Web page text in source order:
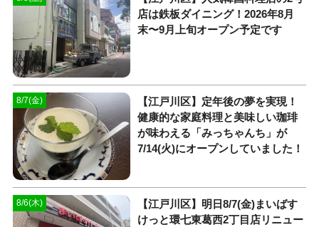
店は鉄板ダイニング！2026年8月
末〜9月上旬オープン予定です
8/7(金)
【江戸川区】定年後の夢を実現！
健康的な家庭料理と美味しい珈琲
が味わえる「みっちゃんち」が
7/14(火)にオープンしていました！
8/6(木)
【江戸川区】明日8/7(金)まいばす
けっと環七東葛西2丁目店リニュー